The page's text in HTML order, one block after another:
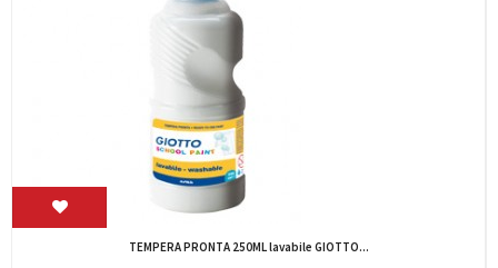
TEMPERA PRONTA 250ML lavabile GIOTTO...